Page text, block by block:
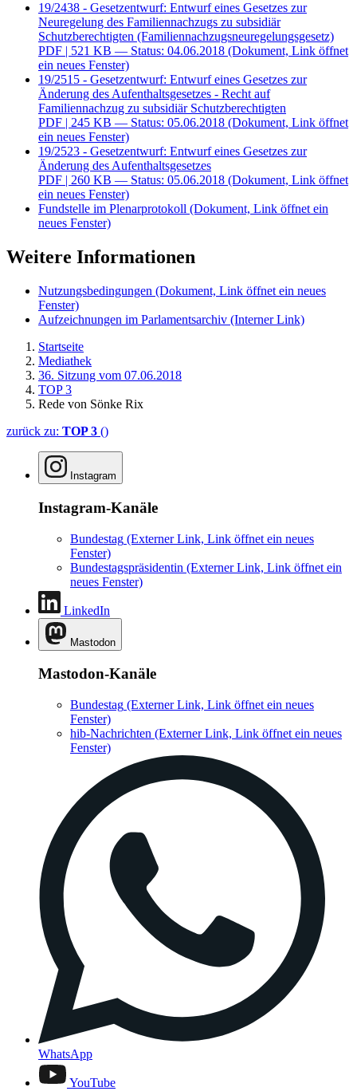
19/2438 - Gesetzentwurf: Entwurf eines Gesetzes zur
Neuregelung des Familiennachzugs zu subsidiär
Schutzberechtigten (Familiennachzugsneuregelungsgesetz)
PDF | 521 KB — Status: 04.06.2018 (Dokument, Link öffnet
ein neues Fenster)
19/2515 - Gesetzentwurf: Entwurf eines Gesetzes zur
Änderung des Aufenthaltsgesetzes - Recht auf
Familiennachzug zu subsidiär Schutzberechtigten
PDF | 245 KB — Status: 05.06.2018 (Dokument, Link öffnet
ein neues Fenster)
19/2523 - Gesetzentwurf: Entwurf eines Gesetzes zur
Änderung des Aufenthaltsgesetzes
PDF | 260 KB — Status: 05.06.2018 (Dokument, Link öffnet
ein neues Fenster)
Fundstelle im Plenarprotokoll (Dokument, Link öffnet ein
neues Fenster)
Weitere Informationen
Nutzungsbedingungen (Dokument, Link öffnet ein neues
Fenster)
Aufzeichnungen im Parlamentsarchiv (Interner Link)
Startseite
Mediathek
36. Sitzung vom 07.06.2018
TOP 3
Rede von Sönke Rix
zurück zu: TOP 3 ()
Instagram
Instagram-Kanäle
Bundestag (Externer Link, Link öffnet ein neues
Fenster)
Bundestagspräsidentin (Externer Link, Link öffnet ein
neues Fenster)
LinkedIn
Mastodon
Mastodon-Kanäle
Bundestag (Externer Link, Link öffnet ein neues
Fenster)
hib-Nachrichten (Externer Link, Link öffnet ein neues
Fenster)
WhatsApp
YouTube